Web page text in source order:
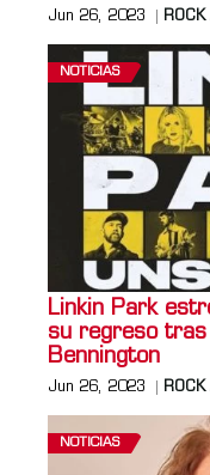
Jun 26, 2023
NOTICIAS
Linkin Park
su regreso
Bennington
Jun 26, 2023
NOTICIAS